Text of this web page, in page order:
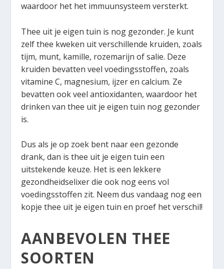
waardoor het het immuunsysteem versterkt.
Thee uit je eigen tuin is nog gezonder. Je kunt
zelf thee kweken uit verschillende kruiden, zoals
tijm, munt, kamille, rozemarijn of salie. Deze
kruiden bevatten veel voedingsstoffen, zoals
vitamine C, magnesium, ijzer en calcium. Ze
bevatten ook veel antioxidanten, waardoor het
drinken van thee uit je eigen tuin nog gezonder
is.
Dus als je op zoek bent naar een gezonde
drank, dan is thee uit je eigen tuin een
uitstekende keuze. Het is een lekkere
gezondheidselixer die ook nog eens vol
voedingsstoffen zit. Neem dus vandaag nog een
kopje thee uit je eigen tuin en proef het verschil!
AANBEVOLEN THEE
SOORTEN